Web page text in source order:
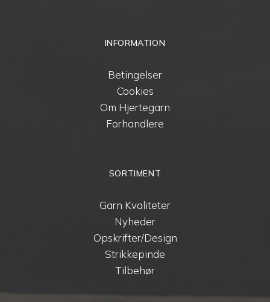
INFORMATION
Betingelser
Cookies
Om Hjertegarn
Forhandlere
SORTIMENT
Garn Kvaliteter
Nyheder
Opskrifter/Design
Strikkepinde
Tilbehør